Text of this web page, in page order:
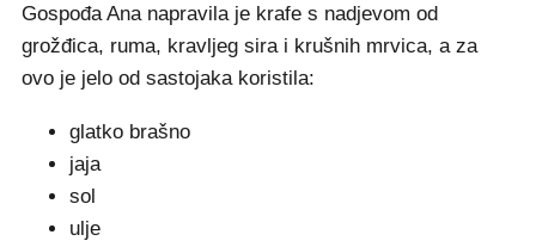
Gospođa Ana napravila je krafe s nadjevom od
grožđica, ruma, kravljeg sira i krušnih mrvica, a za
ovo je jelo od sastojaka koristila:
glatko brašno
jaja
sol
ulje